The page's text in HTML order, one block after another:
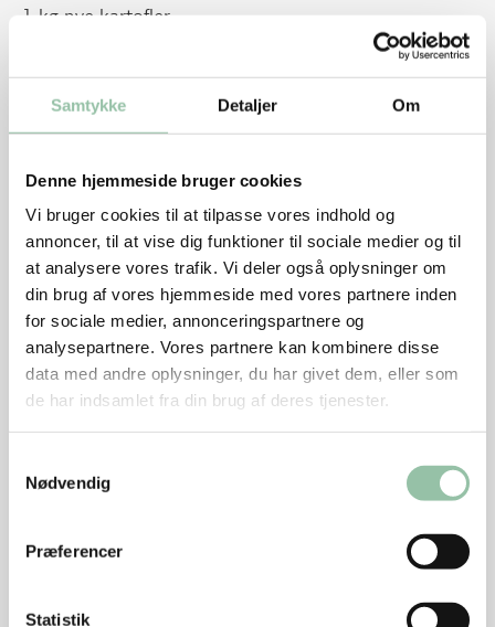
Samtykke Detaljer Om
Denne hjemmeside bruger cookies
Vi bruger cookies til at tilpasse vores indhold og
annoncer, til at vise dig funktioner til sociale medier og til
at analysere vores trafik. Vi deler også oplysninger om
din brug af vores hjemmeside med vores partnere inden
for sociale medier, annonceringspartnere og
analysepartnere. Vores partnere kan kombinere disse
data med andre oplysninger, du har givet dem, eller som
de har indsamlet fra din brug af deres tjenester.
Nødvendig
Præferencer
Statistik
1 kg nye kartofler
Bredbladet persille
2 spsk olivenolie
2 spsk balsamico
Sådan gør du
Fisk:
Krydr fileterne med salt og peber på kødsiden.
Læg dem på en grillrist eller grillpande, og grill dem 8-
10 min. på skindsiden. Undgå for stærk varme.
Kartoffel-bønnesalat:
Kog kartoflerne møre, lad dem køle af og halvér dem.
Kog bønnerne, så de stadig er sprøde, og lad dem
Pisk olie, balsamico og hvidløg til en dressing.
Smag til med salt og peber.